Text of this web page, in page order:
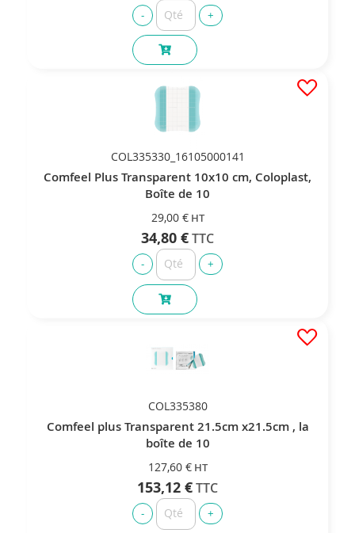
COL335330_16105000141
Comfeel Plus Transparent 10x10 cm, Coloplast,
Boîte de 10
29,00 €
34,80 €
COL335380
Comfeel plus Transparent 21.5cm x21.5cm , la
boîte de 10
127,60 €
153,12 €